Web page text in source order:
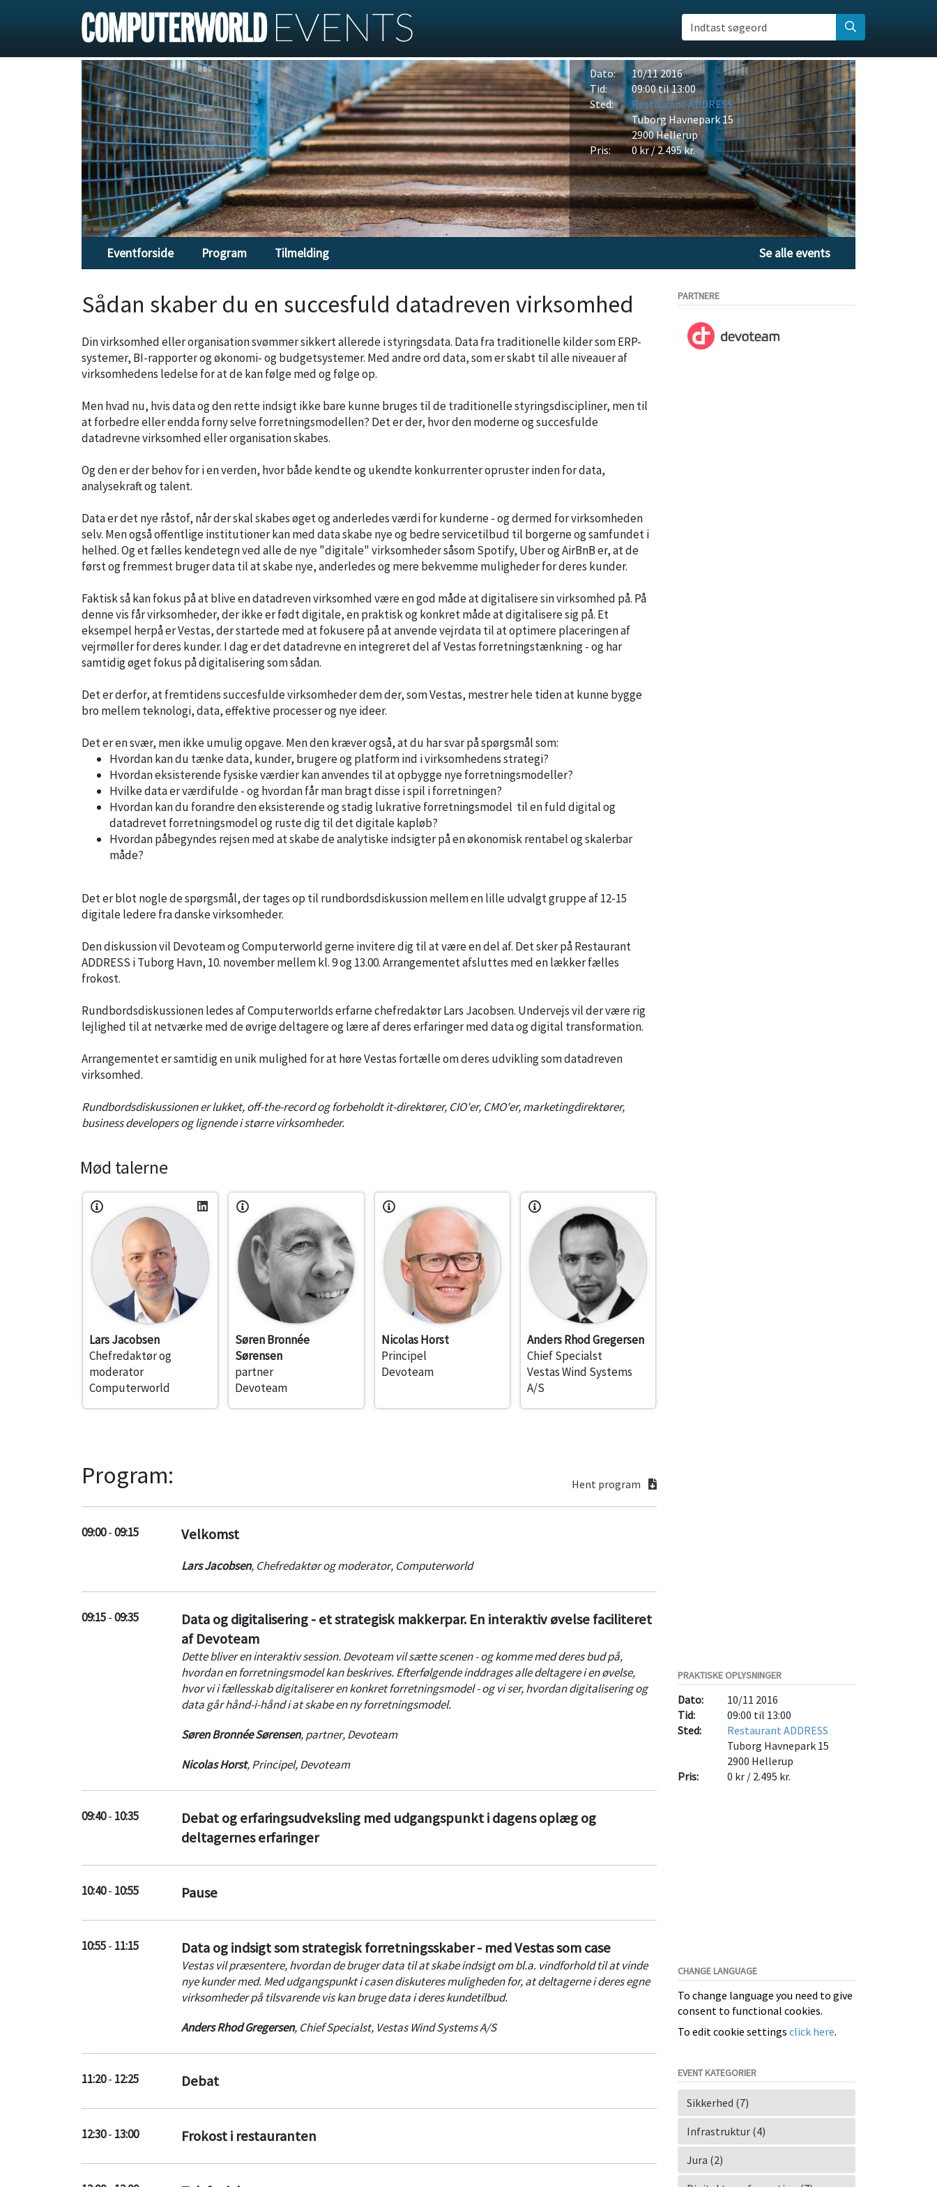
Indtast søgeord
Dato:
10/11 2016
Tid:
09:00 til 13:00
Sted:
Restaurant ADDRESS
Tuborg Havnepark 15
2900 Hellerup
Pris:
0 kr / 2.495 kr.
Eventforside Program Tilmelding Se alle events
Sådan skaber du en succesfuld datadreven virksomhed
Din virksomhed eller organisation svømmer sikkert allerede i styringsdata. Data fra traditionelle kilder som ERP-
systemer, BI-rapporter og økonomi- og budgetsystemer. Med andre ord data, som er skabt til alle niveauer af
virksomhedens ledelse for at de kan følge med og følge op.
Men hvad nu, hvis data og den rette indsigt ikke bare kunne bruges til de traditionelle styringsdiscipliner, men til
at forbedre eller endda forny selve forretningsmodellen? Det er der, hvor den moderne og succesfulde
datadrevne virksomhed eller organisation skabes.
Og den er der behov for i en verden, hvor både kendte og ukendte konkurrenter opruster inden for data,
analysekraft og talent.
Data er det nye råstof, når der skal skabes øget og anderledes værdi for kunderne - og dermed for virksomheden
selv. Men også offentlige institutioner kan med data skabe nye og bedre servicetilbud til borgerne og samfundet i
helhed. Og et fælles kendetegn ved alle de nye "digitale" virksomheder såsom Spotify, Uber og AirBnB er, at de
først og fremmest bruger data til at skabe nye, anderledes og mere bekvemme muligheder for deres kunder.
Faktisk så kan fokus på at blive en datadreven virksomhed være en god måde at digitalisere sin virksomhed på. På
denne vis får virksomheder, der ikke er født digitale, en praktisk og konkret måde at digitalisere sig på. Et
eksempel herpå er Vestas, der startede med at fokusere på at anvende vejrdata til at optimere placeringen af
vejrmøller for deres kunder. I dag er det datadrevne en integreret del af Vestas forretningstænkning - og har
samtidig øget fokus på digitalisering som sådan.
Det er derfor, at fremtidens succesfulde virksomheder dem der, som Vestas, mestrer hele tiden at kunne bygge
bro mellem teknologi, data, effektive processer og nye ideer.
Det er en svær, men ikke umulig opgave. Men den kræver også, at du har svar på spørgsmål som:
Hvordan kan du tænke data, kunder, brugere og platform ind i virksomhedens strategi?
Hvordan eksisterende fysiske værdier kan anvendes til at opbygge nye forretningsmodeller?
Hvilke data er værdifulde - og hvordan får man bragt disse i spil i forretningen?
Hvordan kan du forandre den eksisterende og stadig lukrative forretningsmodel til en fuld digital og
datadrevet forretningsmodel og ruste dig til det digitale kapløb?
Hvordan påbegyndes rejsen med at skabe de analytiske indsigter på en økonomisk rentabel og skalerbar
måde?
Det er blot nogle de spørgsmål, der tages op til rundbordsdiskussion mellem en lille udvalgt gruppe af 12-15
digitale ledere fra danske virksomheder.
Den diskussion vil Devoteam og Computerworld gerne invitere dig til at være en del af. Det sker på Restaurant
ADDRESS i Tuborg Havn, 10. november mellem kl. 9 og 13.00. Arrangementet afsluttes med en lækker fælles
frokost.
Rundbordsdiskussionen ledes af Computerworlds erfarne chefredaktør Lars Jacobsen. Undervejs vil der være rig
lejlighed til at netværke med de øvrige deltagere og lære af deres erfaringer med data og digital transformation.
Arrangementet er samtidig en unik mulighed for at høre Vestas fortælle om deres udvikling som datadreven
virksomhed.
Rundbordsdiskussionen er lukket, off-the-record og forbeholdt it-direktører, CIO'er, CMO'er, marketingdirektører,
business developers og lignende i større virksomheder.
Mød talerne
Lars Jacobsen
Chefredaktør og
moderator
Computerworld
Søren Bronnée
Sørensen
partner
Devoteam
Nicolas Horst
Principel
Devoteam
Anders Rhod Gregersen
Chief Specialst
Vestas Wind Systems
A/S
Program: Hent program
09:00-09:15 Velkomst
Lars Jacobsen, Chefredaktør og moderator, Computerworld
09:15-09:35
Data og digitalisering - et strategisk makkerpar. En interaktiv øvelse faciliteret
af Devoteam
Dette bliver en interaktiv session. Devoteam vil sætte scenen - og komme med deres bud på,
hvordan en forretningsmodel kan beskrives. Efterfølgende inddrages alle deltagere i en øvelse,
hvor vi i fællesskab digitaliserer en konkret forretningsmodel - og vi ser, hvordan digitalisering og
data går hånd-i-hånd i at skabe en ny forretningsmodel.
Søren Bronnée Sørensen,partner,Devoteam
Nicolas Horst,Principel,Devoteam
09:40- 10:35
Debat og erfaringsudveksling med udgangspunkt i dagens oplæg og
deltagernes erfaringer
10:40- 10:55 Pause
10:55- 11:15 Data og indsigt som strategisk forretningsskaber - med Vestas som case
Vestas vil præsentere, hvordan de bruger data til at skabe indsigt om bl.a. vindforhold til at vinde
nye kunder med. Med udgangspunkt i casen diskuteres muligheden for, at deltagerne i deres egne
virksomheder på tilsvarende vis kan bruge data i deres kundetilbud.
Anders Rhod Gregersen, Chief Specialst, Vestas Wind Systems A/S
11:20- 12:25 Debat
12:30- 13:00 Frokost i restauranten
PARTNERE
PRAKTISKE OPLYSNINGER
Dato:
10/11 2016
Tid:
09:00 til 13:00
Sted:
Restaurant ADDRESS
Tuborg Havnepark 15
2900 Hellerup
Pris:
0 kr / 2.495 kr.
CHANGE LANGUAGE
To change language you need to give
consent to functional cookies.
To edit cookie settings click here.
EVENT KATEGORIER
Sikkerhed (7)
Infrastruktur (4)
Jura (2)